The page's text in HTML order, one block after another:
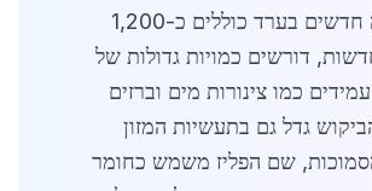
פרויקטי בנייה חדשים בערד כוללים כ-1,200
דורשים כמויות גדולות של
כמו צינורות מים וברזים
גדל גם בתעשיות המזון
שם הפליז משמש כחומר